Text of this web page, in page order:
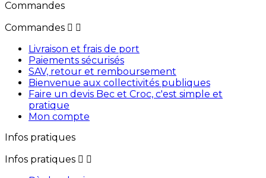
Commandes
Commandes  
Livraison et frais de port
Paiements sécurisés
SAV, retour et remboursement
Bienvenue aux collectivités publiques
Faire un devis Bec et Croc, c'est simple et
pratique
Mon compte
Infos pratiques
Infos pratiques  